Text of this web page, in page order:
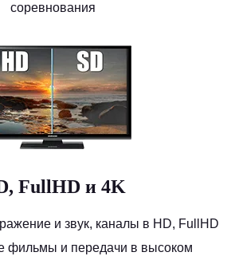
соревнования
FullHD и 4K
и звук, каналы в HD, FullHD
фильмы и передачи в высоком